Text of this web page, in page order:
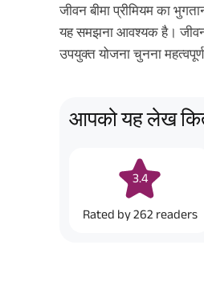
जीवन बीमा प्रीमियम का
यह समझना आवश्यक है। जीवन
उपयुक्त योजना चुनना
आपको यह लेख
3.4
Rated by262 readers